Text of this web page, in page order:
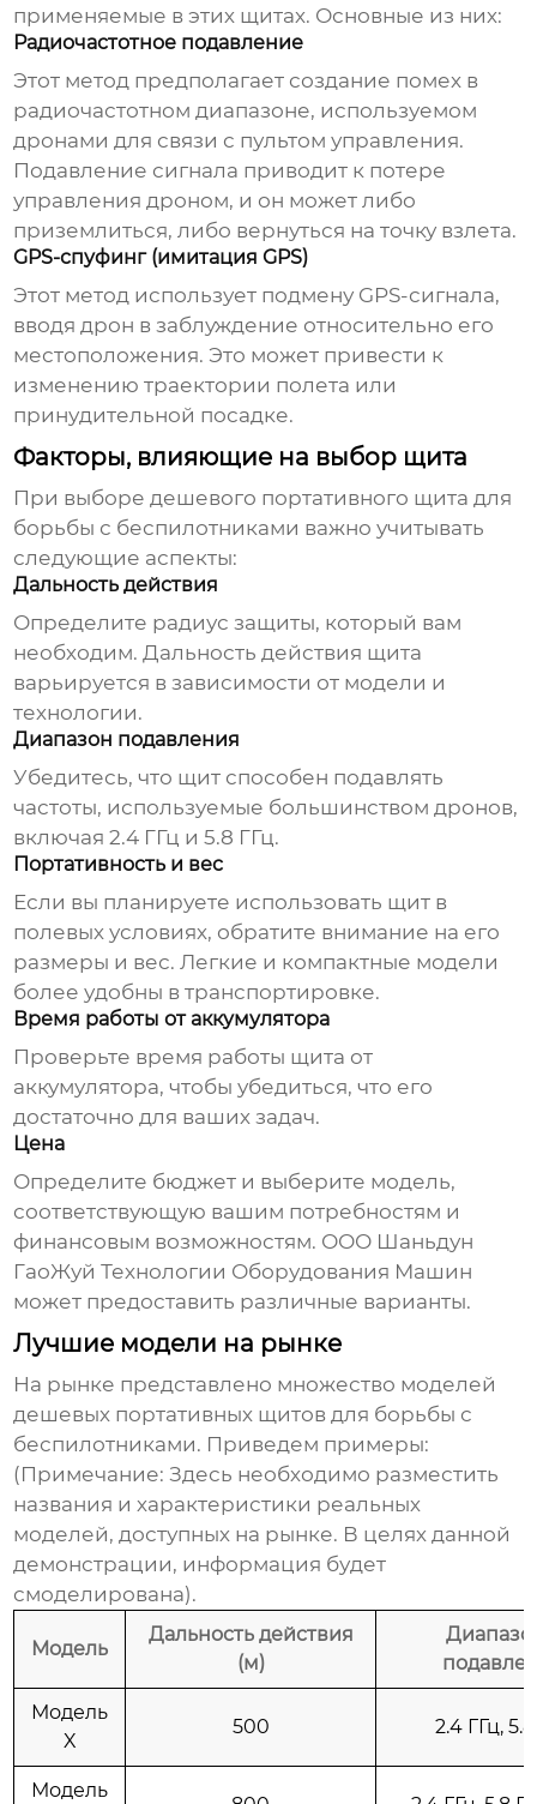
применяемые в этих щитах. Основные из них:
Радиочастотное подавление
Этот метод предполагает создание помех в
радиочастотном диапазоне, используемом
дронами для связи с пультом управления.
Подавление сигнала приводит к потере
управления дроном, и он может либо
приземлиться, либо вернуться на точку взлета.
GPS-спуфинг (имитация GPS)
Этот метод использует подмену GPS-сигнала,
вводя дрон в заблуждение относительно его
местоположения. Это может привести к
изменению траектории полета или
принудительной посадке.
Факторы, влияющие на выбор щита
При выборедешевого портативного щита для
борьбы с беспилотниками важно учитывать
следующие аспекты:
Дальность действия
Определите радиус защиты, который вам
необходим. Дальность действия щита
варьируется в зависимости от модели и
технологии.
Диапазон подавления
Убедитесь, что щит способен подавлять
частоты, используемые большинством дронов,
включая 2.4 ГГц и 5.8 ГГц.
Портативность и вес
Если вы планируете использовать щит в
полевых условиях, обратите внимание на его
размеры и вес. Легкие и компактные модели
более удобны в транспортировке.
Время работы от аккумулятора
Проверьте время работы щита от
аккумулятора, чтобы убедиться, что его
достаточно для ваших задач.
Цена
Определите бюджет и выберите модель,
соответствующую вашим потребностям и
финансовым возможностям. ООО Шаньдун
ГаоЖуй Технологии Оборудования Машин
может предоставить различные варианты.
Лучшие модели на рынке
На рынке представлено множество моделей
дешевых портативных щитов для борьбы с
беспилотниками. Приведем примеры:
(Примечание: Здесь необходимо разместить
названия и характеристики реальных
моделей, доступных на рынке. В целях данной
демонстрации, информация будет
смоделирована).
Модель
Дальность действия
(м)
Модель
X
500 2.4 ГГц,
Модель